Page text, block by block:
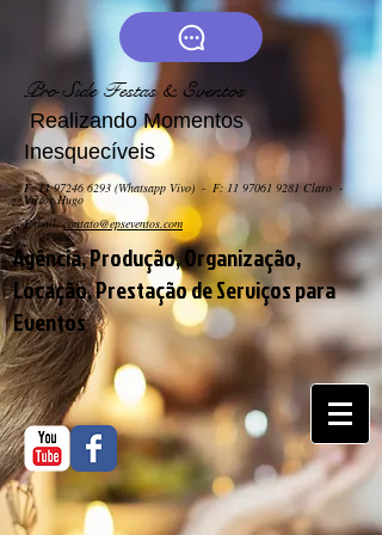
Pro Side Festas & Eventos
Realizando Momentos
Inesquecíveis
F:11 97246 6293 (Whatsapp Vivo) - F: 11 97061 9281 Claro -
Victor Hugo
E-mail:contato@epseventos.com
Agência, Produção, Organização,
Locação, Prestação de Serviços para
Eventos